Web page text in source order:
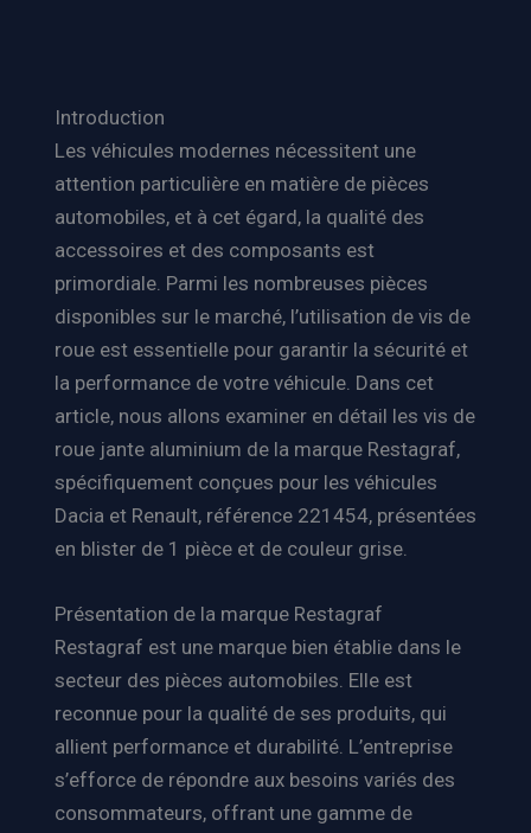
Introduction
Les véhicules modernes nécessitent une
attention particulière en matière de pièces
automobiles, et à cet égard, la qualité des
accessoires et des composants est
primordiale. Parmi les nombreuses pièces
disponibles sur le marché, l’utilisation de vis de
roue est essentielle pour garantir la sécurité et
la performance de votre véhicule. Dans cet
article, nous allons examiner en détail les vis de
roue jante aluminium de la marque Restagraf,
spécifiquement conçues pour les véhicules
Dacia et Renault, référence 221454, présentées
en blister de 1 pièce et de couleur grise.
Présentation de la marque Restagraf
Restagraf est une marque bien établie dans le
secteur des pièces automobiles. Elle est
reconnue pour la qualité de ses produits, qui
allient performance et durabilité. L’entreprise
s’efforce de répondre aux besoins variés des
consommateurs, offrant une gamme de